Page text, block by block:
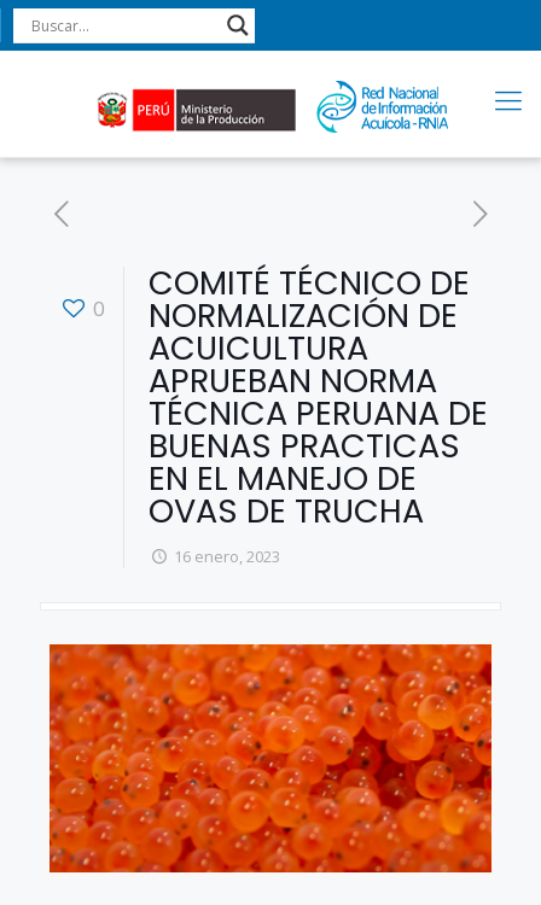
0
COMITÉ TÉCNICO DE
NORMALIZACIÓN DE
ACUICULTURA
APRUEBAN NORMA
TÉCNICA PERUANA DE
BUENAS PRACTICAS
EN EL MANEJO DE
OVAS DE TRUCHA
16 enero, 2023